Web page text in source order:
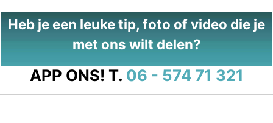
Heb je een leuke tip, foto of video die je
met ons wilt delen?
APP ONS! T. 06 - 574 71 321